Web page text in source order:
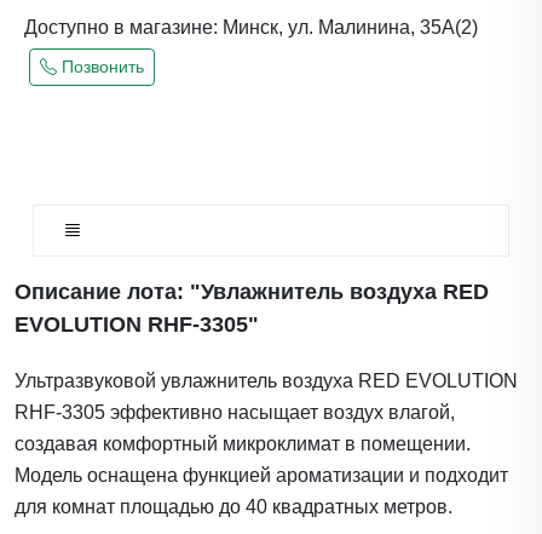
Доступно в магазине: Минск, ул. Малинина, 35А(2)
Позвонить
Описание лота: "Увлажнитель воздуха RED
EVOLUTION RHF-3305"
Ультразвуковой увлажнитель воздуха RED EVOLUTION
RHF-3305 эффективно насыщает воздух влагой,
создавая комфортный микроклимат в помещении.
Модель оснащена функцией ароматизации и подходит
для комнат площадью до 40 квадратных метров.